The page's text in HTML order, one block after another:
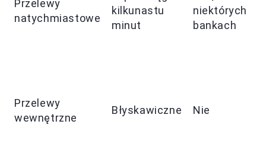
Przelewy
natychmiastowe
kilkunastu
minut
niektórych
bankach
Przelewy
wewnętrzne
Błyskawiczne Nie